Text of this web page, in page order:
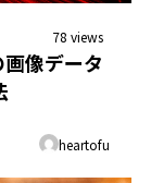
78 views
像データ
heartofu